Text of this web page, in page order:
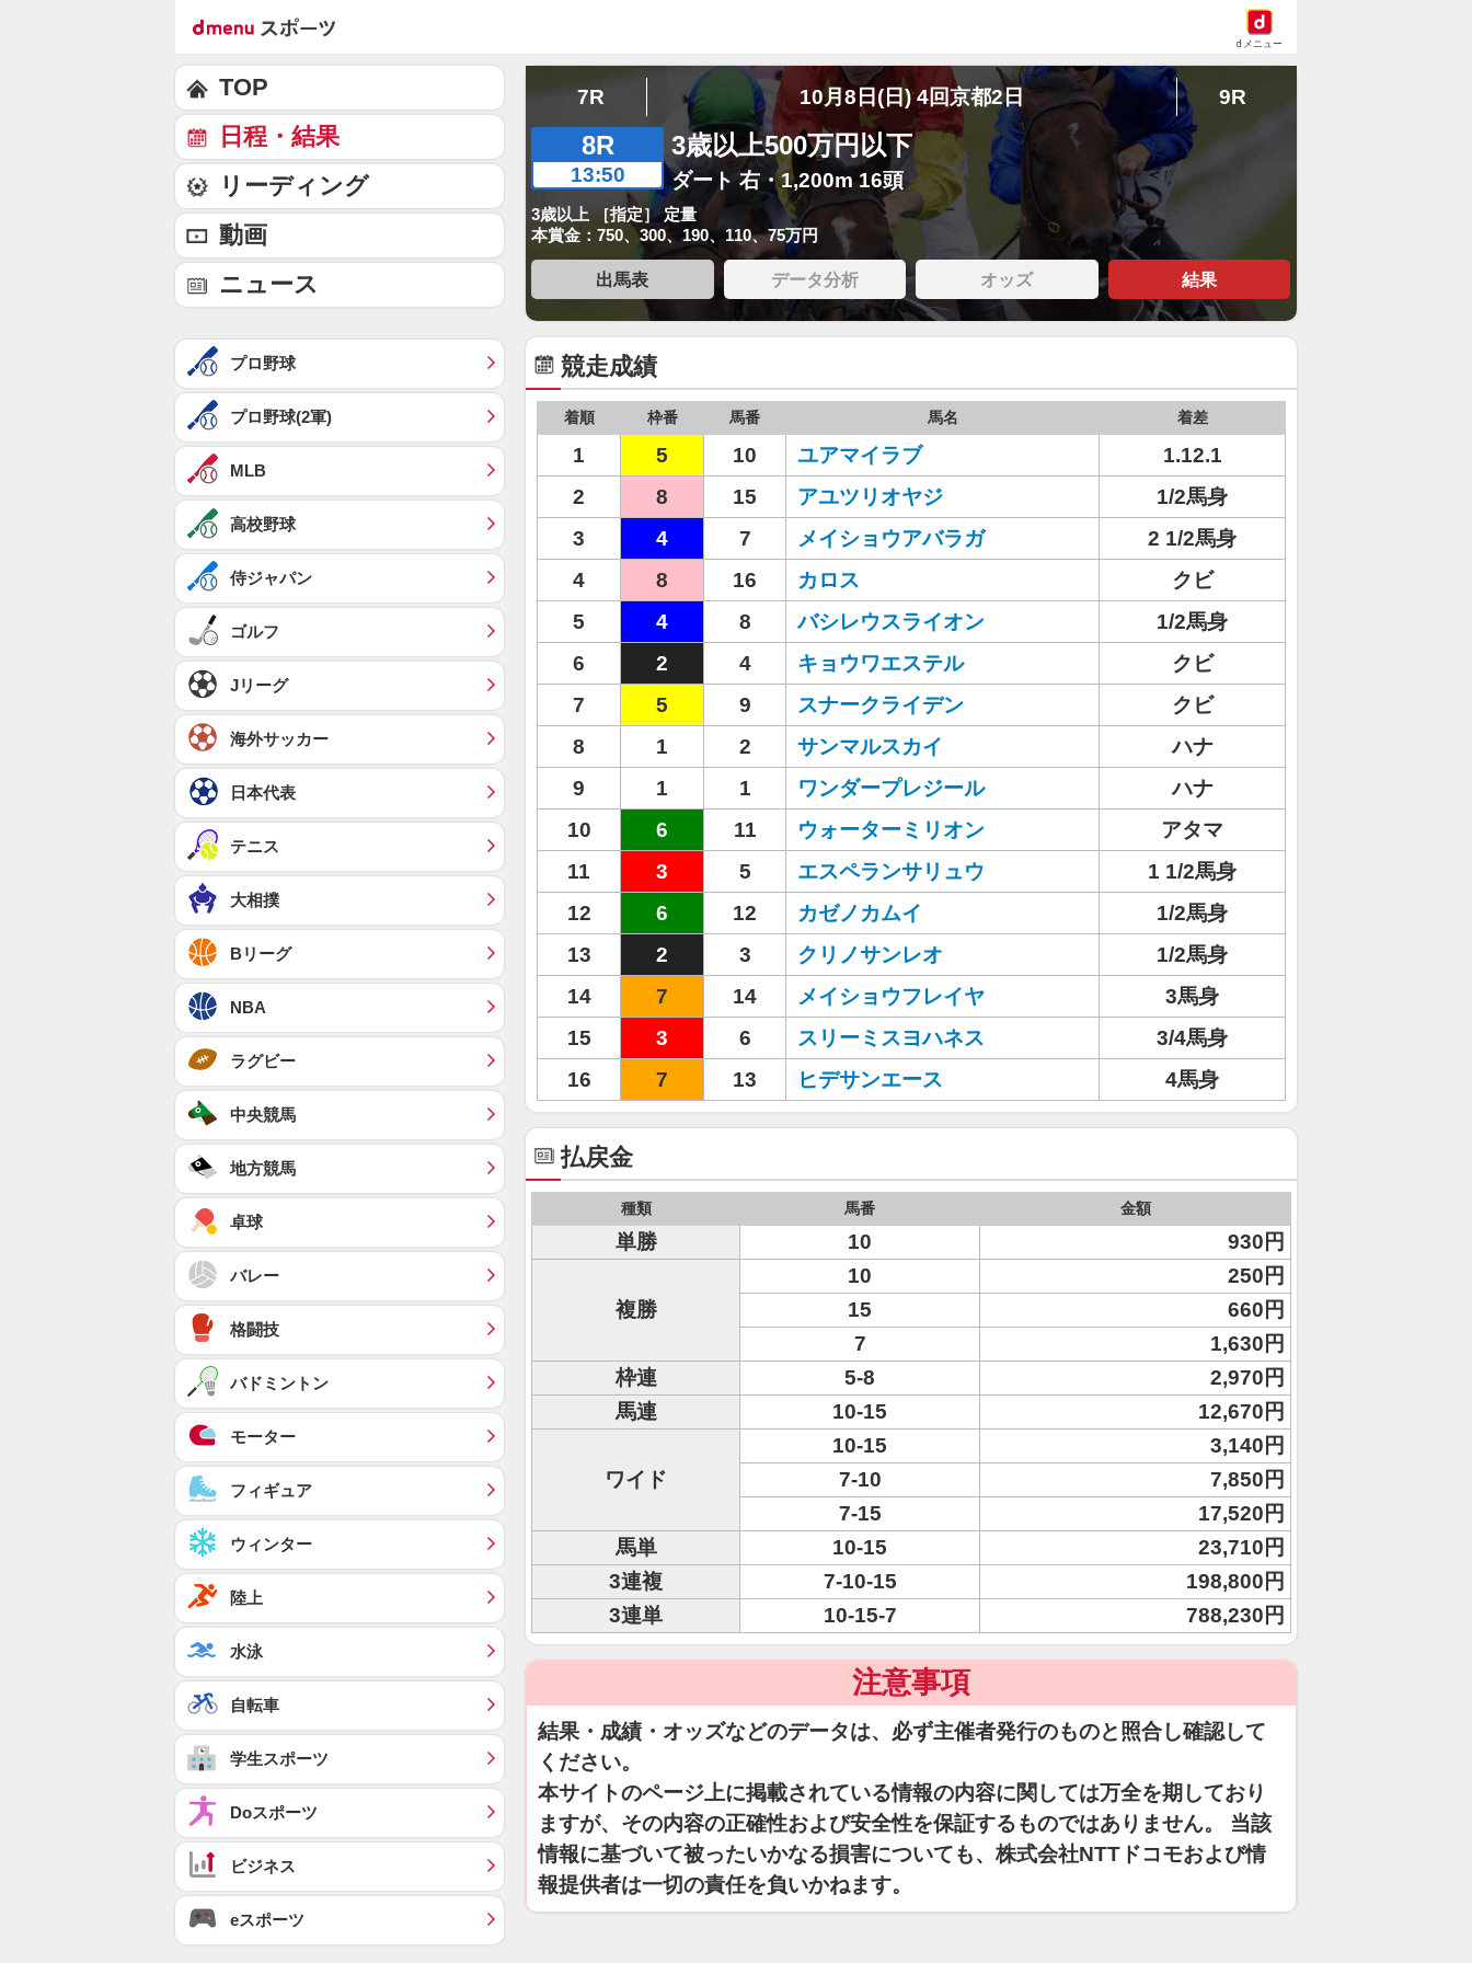
dメニュー
7R 10月8日(日) 4回京都2日 9R
8R
13:50
3歳以上500万円以下
ダート 右・1,200m 16頭
3歳以上 ［指定］ 定量
本賞金：750、300、190、110、75万円
出馬表 データ分析 オッズ 結果
競走成績
着順 枠番 馬番 馬名 着差
1 5 10 ユアマイラブ
1.12.1
2
8 15 アユツリオヤジ
1/2馬身
3
4 7 メイショウアバラガ
2 1/2馬身
4
8 16 カロス
クビ
5
4 8 バシレウスライオン
1/2馬身
6
2 4 キョウワエステル
クビ
7
5 9 スナークライデン
クビ
8
1 2 サンマルスカイ
ハナ
9
1 1 ワンダープレジール
ハナ
10
6 11 ウォーターミリオン
アタマ
11
3 5 エスペランサリュウ
1 1/2馬身
12
6 12 カゼノカムイ
1/2馬身
13
2 3 クリノサンレオ
1/2馬身
14
7 14 メイショウフレイヤ
3馬身
15
3 6 スリーミスヨハネス
3/4馬身
16
7 13 ヒデサンエース 4馬身
払戻金
種類 馬番 金額
単勝 10 930円
複勝
10
250円
15
660円
7
1,630円
枠連
5-8
2,970円
馬連
10-15 12,670円
ワイド
10-15
3,140円
7-10
7,850円
7-15
17,520円
馬単
10-15
23,710円
3連複
7-10-15
198,800円
3連単
10-15-7 788,230円
注意事項
結果・成績・オッズなどのデータは、必ず主催者発行のものと照合し確認して
ください。
本サイトのページ上に掲載されている情報の内容に関しては万全を期しており
ますが、その内容の正確性および安全性を保証するものではありません。 当該
情報に基づいて被ったいかなる損害についても、株式会社NTTドコモおよび情
報提供者は一切の責任を負いかねます。
TOP
日程・結果
リーディング
動画
ニュース
プロ野球
プロ野球(2軍)
MLB
高校野球
侍ジャパン
ゴルフ
Jリーグ
海外サッカー
日本代表
テニス
大相撲
Bリーグ
NBA
ラグビー
中央競馬
地方競馬
卓球
バレー
格闘技
バドミントン
モーター
フィギュア
ウィンター
陸上
水泳
自転車
学生スポーツ
Doスポーツ
ビジネス
eスポーツ